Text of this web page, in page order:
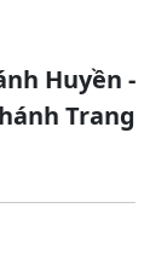
Huyền -
Trang